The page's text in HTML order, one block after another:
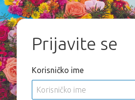
Prijavite se
Korisničko ime